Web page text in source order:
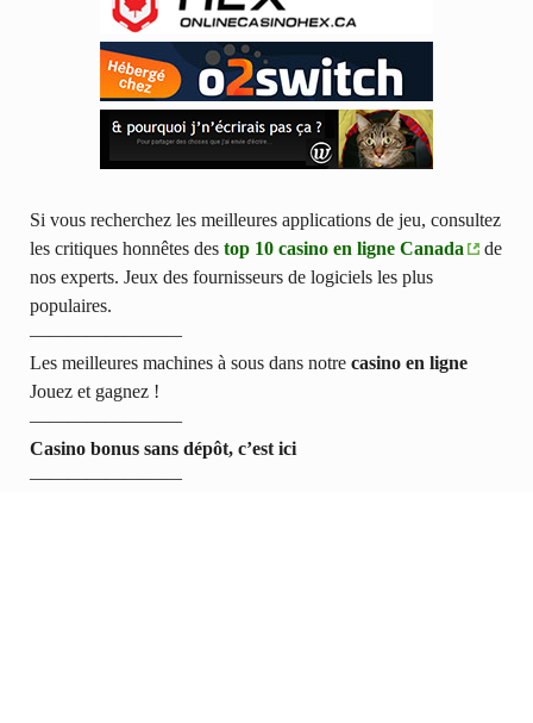
Si vous recherchez les meilleures applications de jeu, consultez
les critiques honnêtes des top 10 casino en ligne Canada
de
nos experts. Jeux des fournisseurs de logiciels les plus
populaires.
————————
Les meilleures machines à sous dans notre casino en ligne
Jouez et gagnez !
————————
Casino bonus sans dépôt, c’est ici
————————